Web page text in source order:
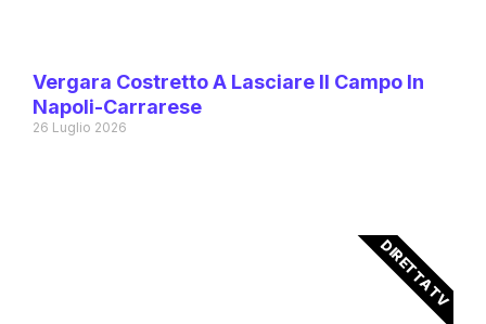
Vergara Costretto A Lasciare Il Campo In
Napoli-Carrarese
26 Luglio 2026
DIRETTA TV